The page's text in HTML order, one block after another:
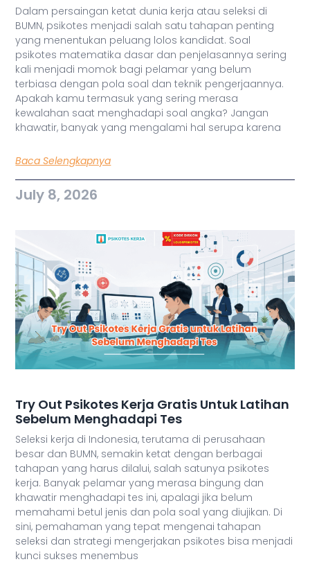
Dalam persaingan ketat dunia kerja atau seleksi di
BUMN, psikotes menjadi salah satu tahapan penting
yang menentukan peluang lolos kandidat. Soal
psikotes matematika dasar dan penjelasannya sering
kali menjadi momok bagi pelamar yang belum
terbiasa dengan pola soal dan teknik pengerjaannya.
Apakah kamu termasuk yang sering merasa
kewalahan saat menghadapi soal angka? Jangan
khawatir, banyak yang mengalami hal serupa karena
Baca Selengkapnya
July 8, 2026
Try Out Psikotes Kerja Gratis Untuk Latihan
Sebelum Menghadapi Tes
Seleksi kerja di Indonesia, terutama di perusahaan
besar dan BUMN, semakin ketat dengan berbagai
tahapan yang harus dilalui, salah satunya psikotes
kerja. Banyak pelamar yang merasa bingung dan
khawatir menghadapi tes ini, apalagi jika belum
memahami betul jenis dan pola soal yang diujikan. Di
sini, pemahaman yang tepat mengenai tahapan
seleksi dan strategi mengerjakan psikotes bisa menjadi
kunci sukses menembus